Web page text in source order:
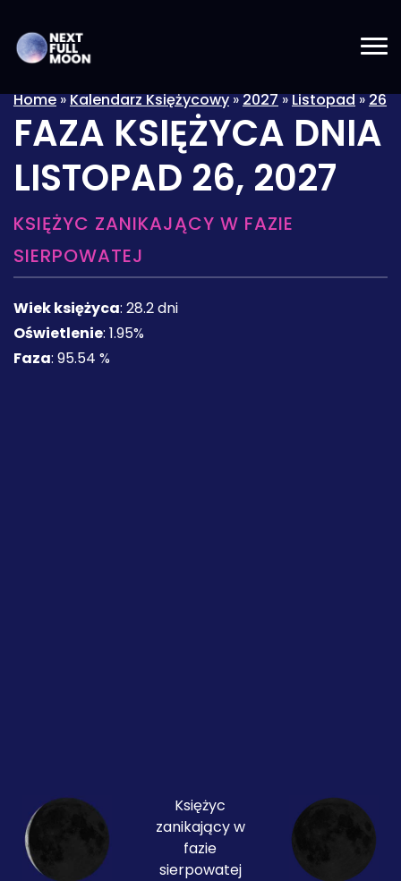
Home»Kalendarz Księżycowy»2027»Listopad»26
FAZA KSIĘŻYCA DNIA
LISTOPAD 26, 2027
KSIĘŻYC ZANIKAJĄCY W FAZIE
SIERPOWATEJ
Wiek księżyca: 28.2 dni
Oświetlenie: 1.95%
Faza: 95.54 %
Księżyc
zanikający w
fazie
sierpowatej